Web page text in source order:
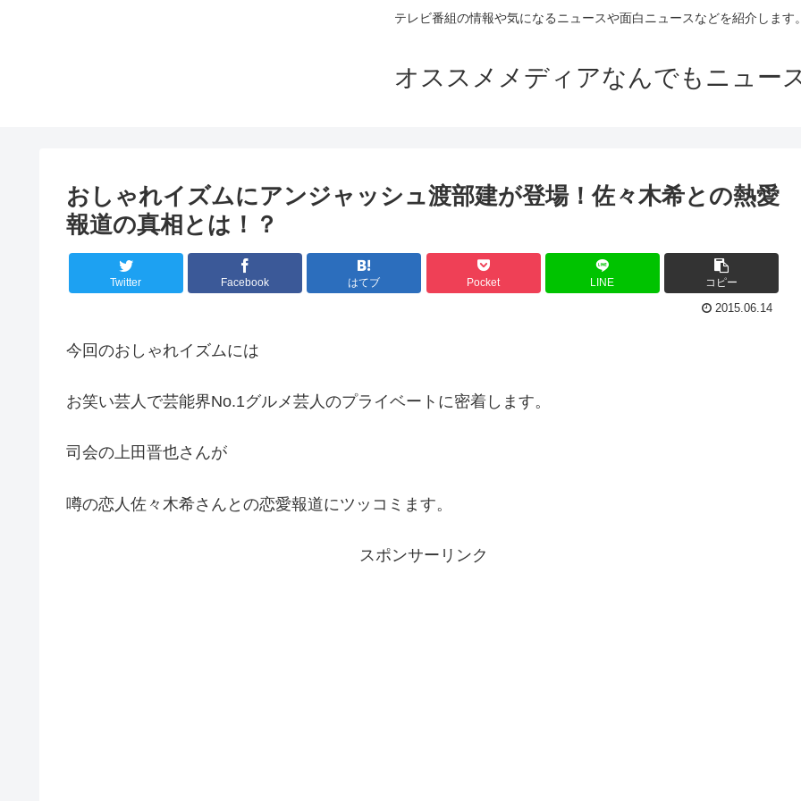
テレビ番組の情報や気になるニュースや面白ニュースなどを紹介します
オススメメディアなんでもニュー
おしゃれイズムにアンジャッシュ渡部建が登場！佐々木希との熱愛
報道の真相とは！？
Twitter Facebook はてブ Pocket LINE コピー
2015.06.14
今回のおしゃれイズムには
お笑い芸人で芸能界No.1グルメ芸人のプライベートに密着します。
司会の上田晋也さんが
噂の恋人佐々木希さんとの恋愛報道にツッコミます。
スポンサーリンク